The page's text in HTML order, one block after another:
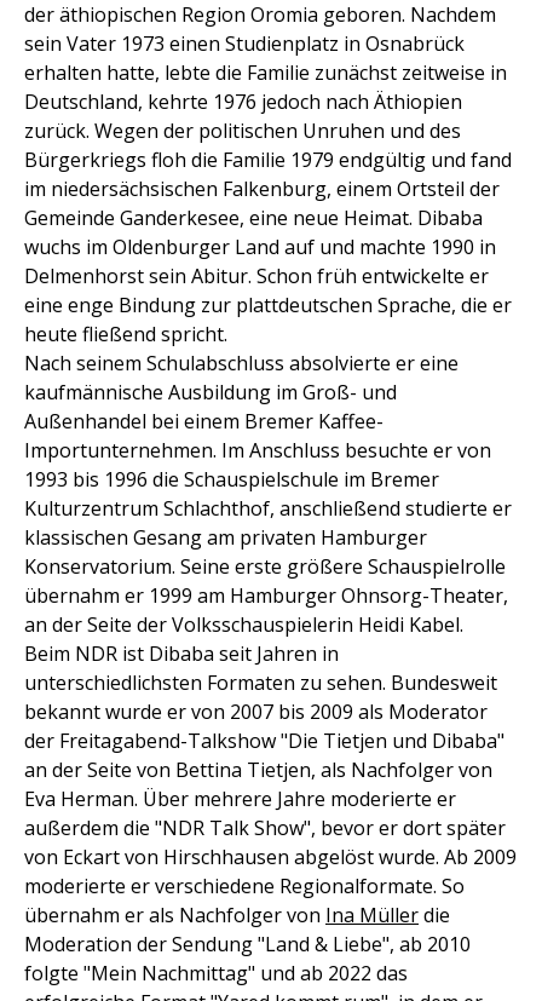
der äthiopischen Region Oromia geboren. Nachdem
sein Vater 1973 einen Studienplatz in Osnabrück
erhalten hatte, lebte die Familie zunächst zeitweise in
Deutschland, kehrte 1976 jedoch nach Äthiopien
zurück. Wegen der politischen Unruhen und des
Bürgerkriegs floh die Familie 1979 endgültig und fand
im niedersächsischen Falkenburg, einem Ortsteil der
Gemeinde Ganderkesee, eine neue Heimat. Dibaba
wuchs im Oldenburger Land auf und machte 1990 in
Delmenhorst sein Abitur. Schon früh entwickelte er
eine enge Bindung zur plattdeutschen Sprache, die er
heute fließend spricht.
Nach seinem Schulabschluss absolvierte er eine
kaufmännische Ausbildung im Groß- und
Außenhandel bei einem Bremer Kaffee-
Importunternehmen. Im Anschluss besuchte er von
1993 bis 1996 die Schauspielschule im Bremer
Kulturzentrum Schlachthof, anschließend studierte er
klassischen Gesang am privaten Hamburger
Konservatorium. Seine erste größere Schauspielrolle
übernahm er 1999 am Hamburger Ohnsorg-Theater,
an der Seite der Volksschauspielerin Heidi Kabel.
Beim NDR ist Dibaba seit Jahren in
unterschiedlichsten Formaten zu sehen. Bundesweit
bekannt wurde er von 2007 bis 2009 als Moderator
der Freitagabend-Talkshow "Die Tietjen und Dibaba"
an der Seite von Bettina Tietjen, als Nachfolger von
Eva Herman. Über mehrere Jahre moderierte er
außerdem die "NDR Talk Show", bevor er dort später
von Eckart von Hirschhausen abgelöst wurde. Ab 2009
moderierte er verschiedene Regionalformate. So
übernahm er als Nachfolger von Ina Müllerdie
Moderation der Sendung "Land & Liebe", ab 2010
folgte "Mein Nachmittag" und ab 2022 das